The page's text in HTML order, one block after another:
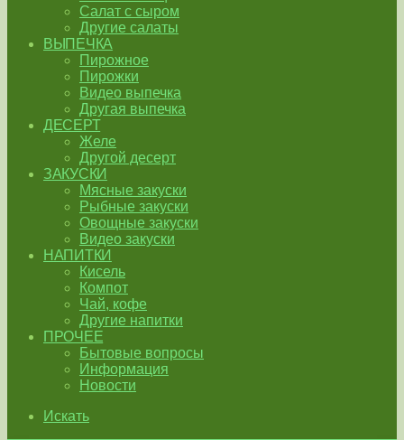
Салат с сыром
Другие салаты
ВЫПЕЧКА
Пирожное
Пирожки
Видео выпечка
Другая выпечка
ДЕСЕРТ
Желе
Другой десерт
ЗАКУСКИ
Мясные закуски
Рыбные закуски
Овощные закуски
Видео закуски
НАПИТКИ
Кисель
Компот
Чай, кофе
Другие напитки
ПРОЧЕЕ
Бытовые вопросы
Информация
Новости
Искать